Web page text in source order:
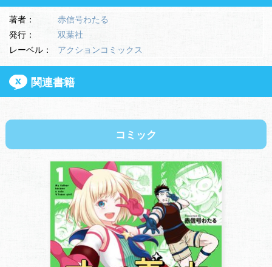
著者：
赤信号わたる
発行：
双葉社
レーベル：
アクションコミックス
関連書籍
コミック